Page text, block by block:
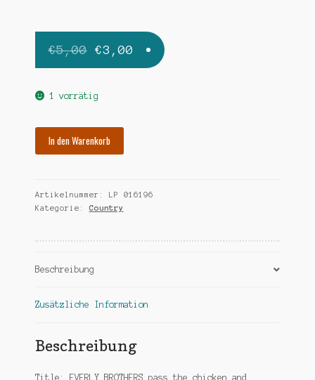
€5,00 Ursprünglicher
Preis
war:
€3,00 Aktueller
Preis
1 vorrätig
chicken
and
Menge
In den Warenkorb
Artikelnummer:
LP 016196
Kategorie: Country
Beschreibung
Zusätzliche Information
Beschreibung
Title: EVERLY BROTHERS pass the chicken and